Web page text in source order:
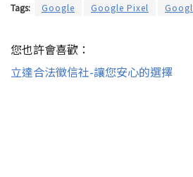
Tags: Google Google Pixel
您也許會喜歡：
立達合法徵信社-讓您安心的選擇